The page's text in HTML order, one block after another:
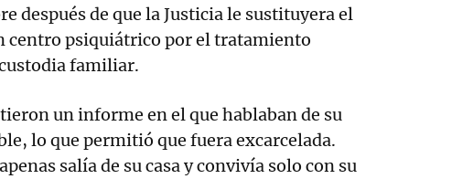
después de que la Justicia le sustituyera el
centro psiquiátrico por el tratamiento
familiar.
un informe en el que hablaban de su
lo que permitió que fuera excarcelada.
salía de su casa y convivía solo con su